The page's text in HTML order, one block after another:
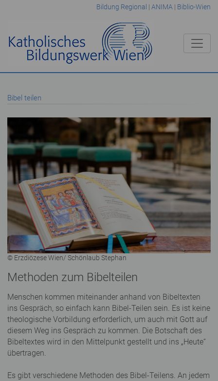
Bildung Regional | ANIMA | Biblio-Wien
Bibel teilen
© Erzdiözese Wien/ Schönlaub Stephan
Methoden zum Bibelteilen
Menschen kommen miteinander anhand von Bibeltexten
ins Gespräch, so einfach kann Bibel-Teilen sein. Es ist keine
theologische Vorbildung erforderlich, um auch mit Gott auf
diesem Weg ins Gespräch zu kommen. Die Botschaft des
Bibeltextes wird in den Mittelpunkt gestellt und ins „Heute“
übertragen.
Es gibt verschiedene Methoden des Bibel-Teilens. An jedem